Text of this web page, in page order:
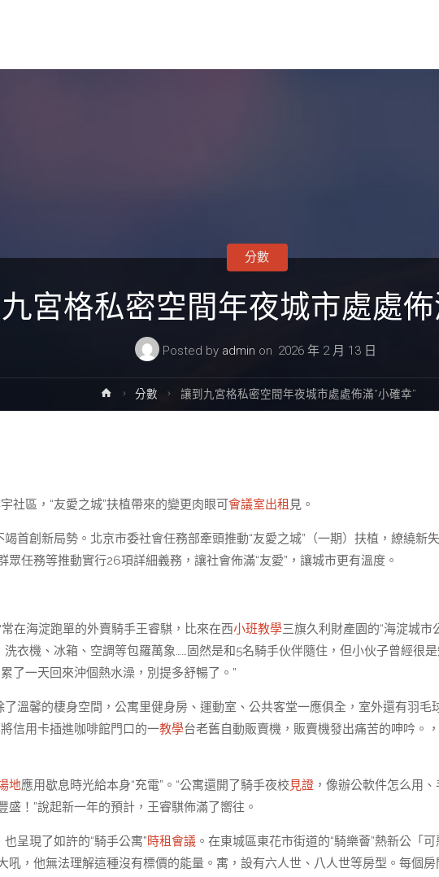
宮格私密空間年夜城市處處佈
Posted by admin on 2026 年 2 月 13 日
分數
Home分數 讓到九宮格私密空間年夜城市處處佈滿“小確幸”
社區，“友愛之城”扶植帶來的變更肉眼可會議室出租 見。
首創新局勢。北京市委社會任務部牽頭推動“友愛之城”（一期）扶植，繚繞新
任務等推動實行26項詳細義務，讓社會佈滿“友愛”，讓城市更有溫度。
在海淀跑單的外賣騎手王睿騏，比來在西小班教學三旗久利財產園的“海淀城市
衣機、冰箱、空調等包羅萬象……固然是和5名騎手伙伴隨住，但小伙子曾經很
了一天回來沖個熱水澡，別提多舒暢了。”
了溫馨的棲身空間，公寓里健身房、運動室、公共客堂一應俱全，室外還有羽毛
將信用卡插進咖啡館門口的一教學台老舊自動販賣機，販賣機發出痛苦的呻吟。
地應用歇息時光給本身“充電”。“公寓還開了騎手夜校見證 ，像辦公軟件怎么用
！”說起新一年的預計，王睿騏佈滿了嚮往。
呈現了如許的“騎手公寓”時租會議 。在東城區東花市街道的“騎樂薈”熱新公「可
吼，他無法理解這種沒有標價的能量。寓，設有六人世、八人世等房型。每個房